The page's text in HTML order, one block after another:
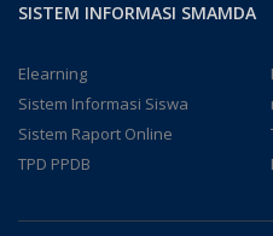
SISTEM INFORMASI SMAMDA
Elearning
Sistem Informasi Siswa
Sistem Raport Online
TPD PPDB